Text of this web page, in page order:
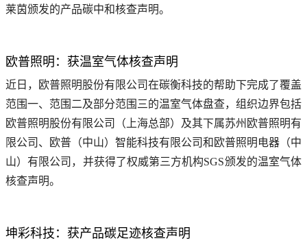
莱茵颁发的产品碳中和核查声明。
欧普照明：获温室气体核查声明
近日，欧普照明股份有限公司在碳衡科技的帮助下完成了覆盖
范围一、范围二及部分范围三的温室气体盘查，组织边界包括
欧普照明股份有限公司（上海总部）及其下属苏州欧普照明有
限公司、欧普（中山）智能科技有限公司和欧普照明电器（中
山）有限公司，并获得了权威第三方机构SGS颁发的温室气体
核查声明。
坤彩科技：获产品碳足迹核查声明